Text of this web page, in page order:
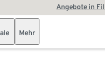
Angebote in
Mehr